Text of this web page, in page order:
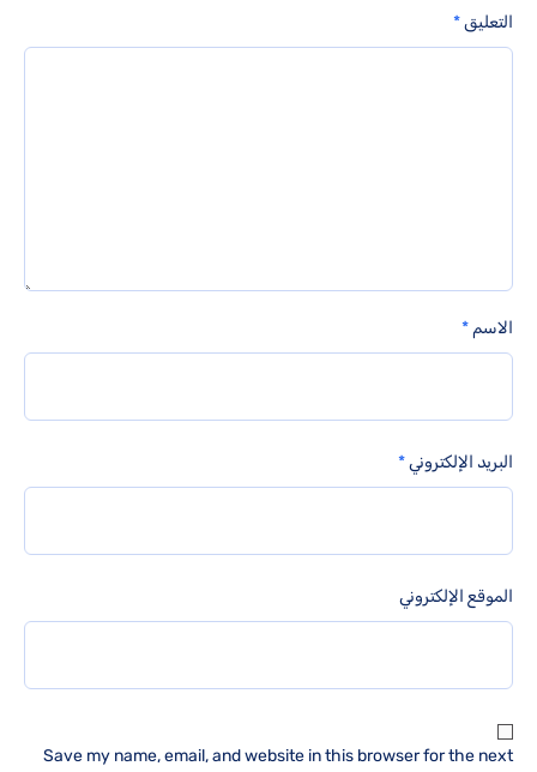
التعليق*
الاسم *
البريد الإلكتروني*
الموقع الإلكتروني
Save my name, email, and website in this browser for the next